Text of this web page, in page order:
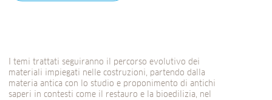
I temi trattati seguiranno il percorso evolutivo dei
materiali impiegati nelle costruzioni, partendo dalla
materia antica con lo studio e proponimento di antichi
saperi in contesti come il restauro e la bioedilizia, nel